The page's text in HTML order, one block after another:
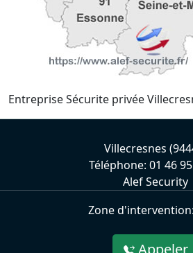
Entreprise Sécurite privée
Villecresnes
Téléphone: 01 46
Alef Security
Zone
Appeler